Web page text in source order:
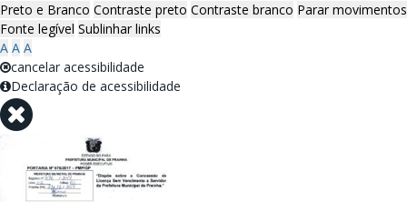
Preto e Branco Contraste preto Contraste branco Parar movimentos
Fonte legível Sublinhar links
A A A
cancelar acessibilidade
Declaração de acessibilidade